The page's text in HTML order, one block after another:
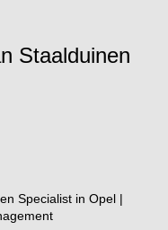
Staalduinen
Specialist in Opel |